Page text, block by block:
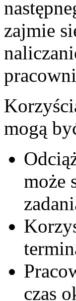
zajmie
mogą
może
czas